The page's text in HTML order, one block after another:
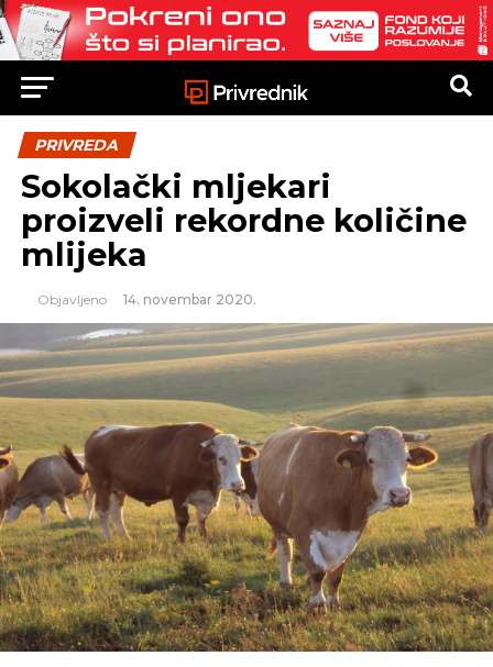
PRIVREDA
Sokolački mljekari
proizveli rekordne količine
mlijeka
Objavljeno 14. novembar 2020.